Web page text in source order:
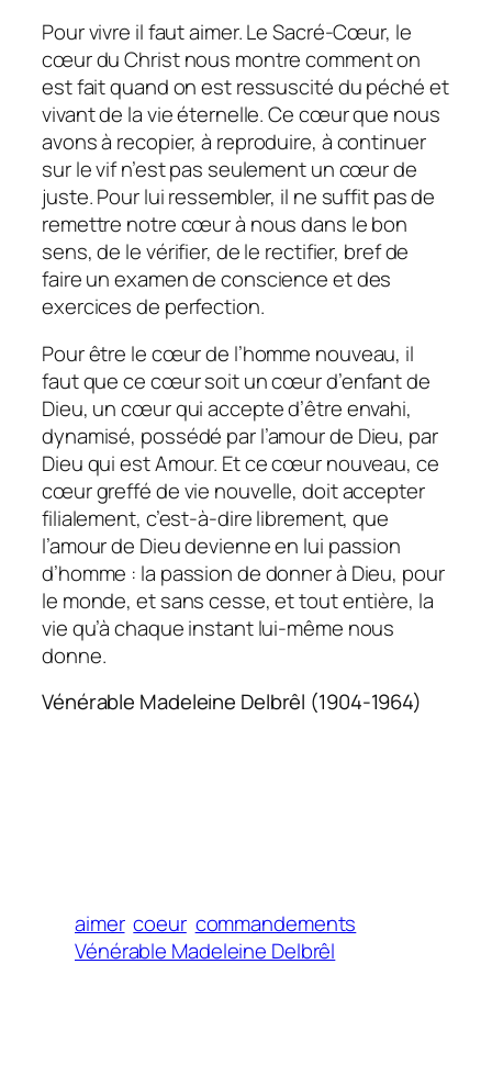
Pour vivre il faut aimer. Le Sacré-Cœur, le
cœur du Christ nous montre comment on
est fait quand on est ressuscité du péché et
vivant de la vie éternelle. Ce cœur que nous
avons à recopier, à reproduire, à continuer
sur le vif n’est pas seulement un cœur de
juste. Pour lui ressembler, il ne suffit pas de
remettre notre cœur à nous dans le bon
sens, de le vérifier, de le rectifier, bref de
faire un examen de conscience et des
exercices de perfection.
Pour être le cœur de l’homme nouveau, il
faut que ce cœur soit un cœur d’enfant de
Dieu, un cœur qui accepte d’être envahi,
dynamisé, possédé par l’amour de Dieu, par
Dieu qui est Amour. Et ce cœur nouveau, ce
cœur greffé de vie nouvelle, doit accepter
filialement, c’est-à-dire librement, que
l’amour de Dieu devienne en lui passion
d’homme : la passion de donner à Dieu, pour
le monde, et sans cesse, et tout entière, la
vie qu’à chaque instant lui-même nous
donne.
Vénérable Madeleine Delbrêl (1904-1964)
aimer coeur commandements
Vénérable Madeleine Delbrêl